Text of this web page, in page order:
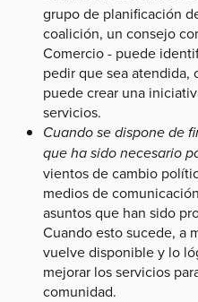
grupo de planificación
coalición, un consejo
Comercio - puede
pedir que sea
puede crear una
servicios.
Cuando se dispone de
que ha sido necesario
vientos de cambio
medios de
asuntos que han sido
Cuando esto sucede, a
vuelve disponible y lo
mejorar los servicios
comunidad.